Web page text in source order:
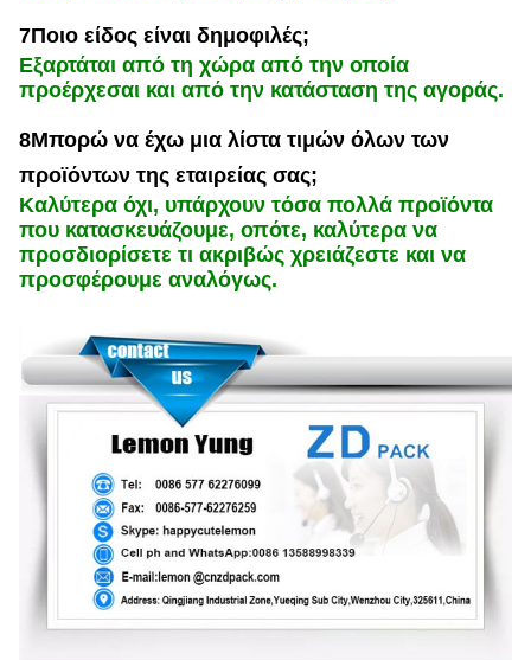
7Ποιο είδος είναι δημοφιλές;
Εξαρτάται από τη χώρα από την οποία
προέρχεσαι και από την κατάσταση της αγοράς.
8Μπορώ να έχω μια λίστα τιμών όλων των
προϊόντων της εταιρείας σας;
Καλύτερα όχι, υπάρχουν τόσα πολλά προϊόντα
που κατασκευάζουμε, οπότε, καλύτερα να
προσδιορίσετε τι ακριβώς χρειάζεστε και να
προσφέρουμε αναλόγως.